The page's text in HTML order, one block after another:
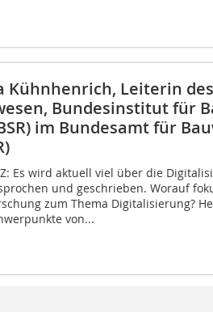
Kühnhenrich, Leiterin
Bundesinstitut für
im Bundesamt für
Es wird aktuell viel über die
und geschrieben. Worauf
zum Thema Digitalisierung?
von...